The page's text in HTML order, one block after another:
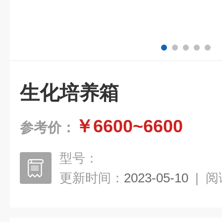
生化培养箱
参考价： ￥6600~6600
型号：
更新时间： 2023-05-10 | 阅